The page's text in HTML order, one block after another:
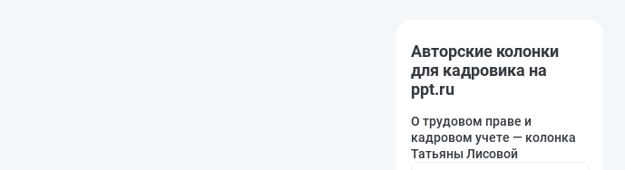
Авторские колонки
для кадровика на
ppt.ru
О трудовом праве и
кадровом учете — колонка
Татьяны Лисовой